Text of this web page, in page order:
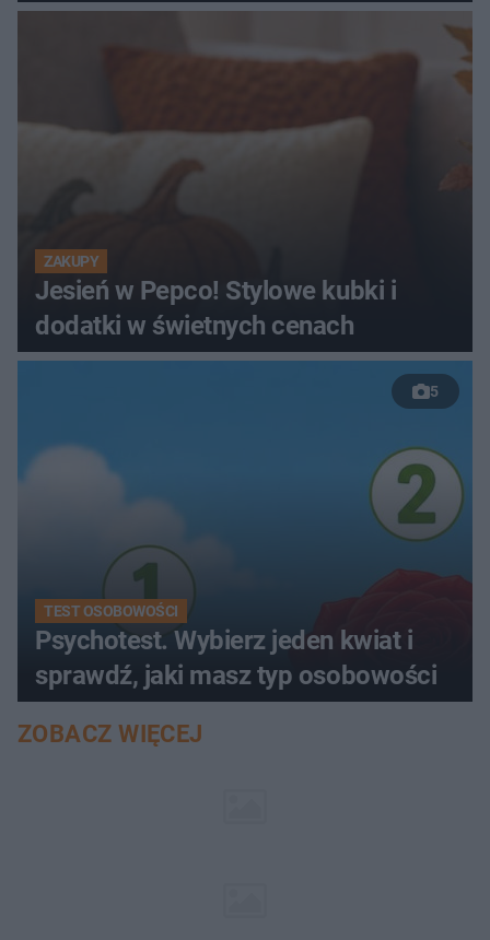
ZAKUPY
Jesień w Pepco! Stylowe kubki i
dodatki w świetnych cenach
5
TEST OSOBOWOŚCI
Psychotest. Wybierz jeden kwiat i
sprawdź, jaki masz typ osobowości
ZOBACZ WIĘCEJ